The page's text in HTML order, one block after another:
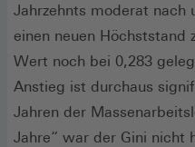
Jahrzehnts moderat nach
einen neuen Höchststand
Wert noch bei 0,283
Anstieg ist durchaus
Jahren der
Jahre“ war der Gini nicht